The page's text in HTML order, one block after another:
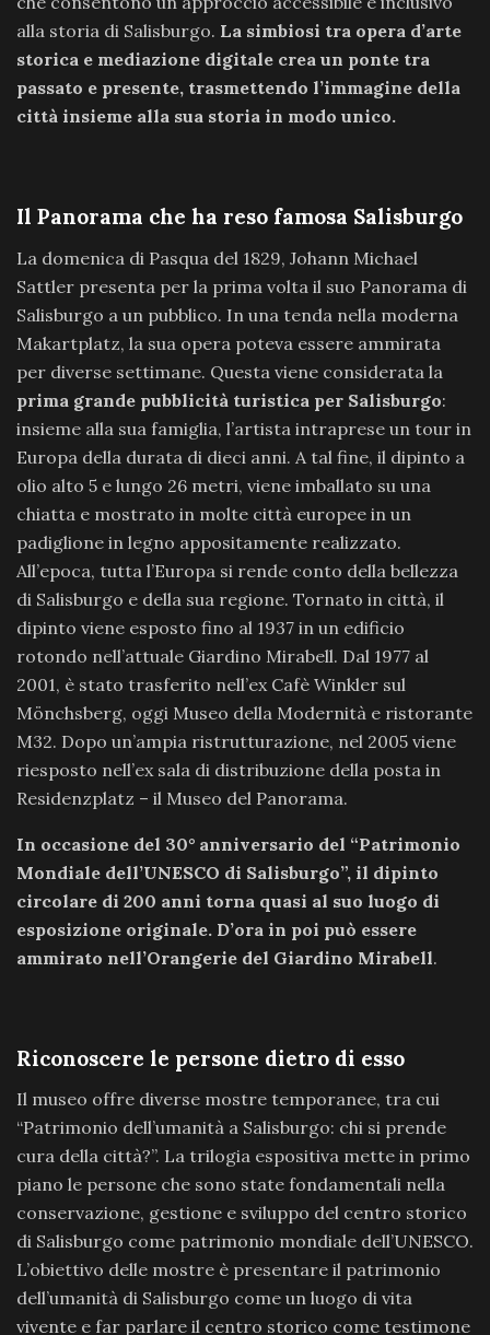
alla storia di Salisburgo. La simbiosi tra opera d’arte
storica e mediazione digitale crea un ponte tra
passato e presente, trasmettendo l’immagine della
città insieme alla sua storia in modo unico.
Il Panorama che ha reso famosa Salisburgo
La domenica di Pasqua del 1829, Johann Michael
Sattler presenta per la prima volta il suo Panorama di
Salisburgo a un pubblico. In una tenda nella moderna
Makartplatz, la sua opera poteva essere ammirata
per diverse settimane. Questa viene considerata la
prima grande pubblicità turistica per Salisburgo:
insieme alla sua famiglia, l’artista intraprese un tour in
Europa della durata di dieci anni. A tal fine, il dipinto a
olio alto 5 e lungo 26 metri, viene imballato su una
chiatta e mostrato in molte città europee in un
padiglione in legno appositamente realizzato.
All’epoca, tutta l’Europa si rende conto della bellezza
di Salisburgo e della sua regione. Tornato in città, il
dipinto viene esposto fino al 1937 in un edificio
rotondo nell’attuale Giardino Mirabell. Dal 1977 al
2001, è stato trasferito nell’ex Cafè Winkler sul
Mönchsberg, oggi Museo della Modernità e ristorante
M32. Dopo un’ampia ristrutturazione, nel 2005 viene
riesposto nell’ex sala di distribuzione della posta in
Residenzplatz – il Museo del Panorama.
In occasione del 30° anniversario del “Patrimonio
Mondiale dell’UNESCO di Salisburgo”, il dipinto
circolare di 200 anni torna quasi al suo luogo di
esposizione originale. D’ora in poi può essere
ammirato nell’Orangerie del Giardino Mirabell.
Riconoscere le persone dietro di esso
Il museo offre diverse mostre temporanee, tra cui
“Patrimonio dell’umanità a Salisburgo: chi si prende
cura della città?”. La trilogia espositiva mette in primo
piano le persone che sono state fondamentali nella
conservazione, gestione e sviluppo del centro storico
di Salisburgo come patrimonio mondiale dell’UNESCO.
L’obiettivo delle mostre è presentare il patrimonio
dell’umanità di Salisburgo come un luogo di vita
vivente e far parlare il centro storico come testimone